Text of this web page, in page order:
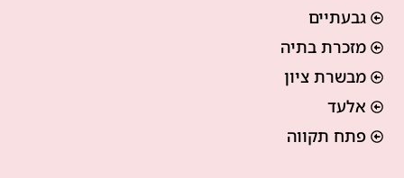
גבעתיים
מזכרת בתיה
מבשרת ציון
אלעד
פתח תקווה